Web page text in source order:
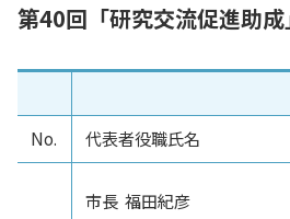
第40回「研究交流促進助
No. 代表者役職氏名
市長 福田紀彦